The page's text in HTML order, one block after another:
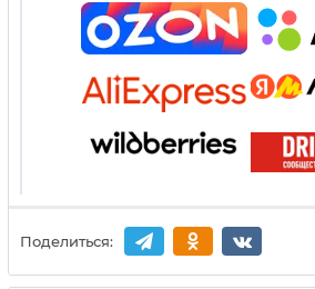
Поделиться: